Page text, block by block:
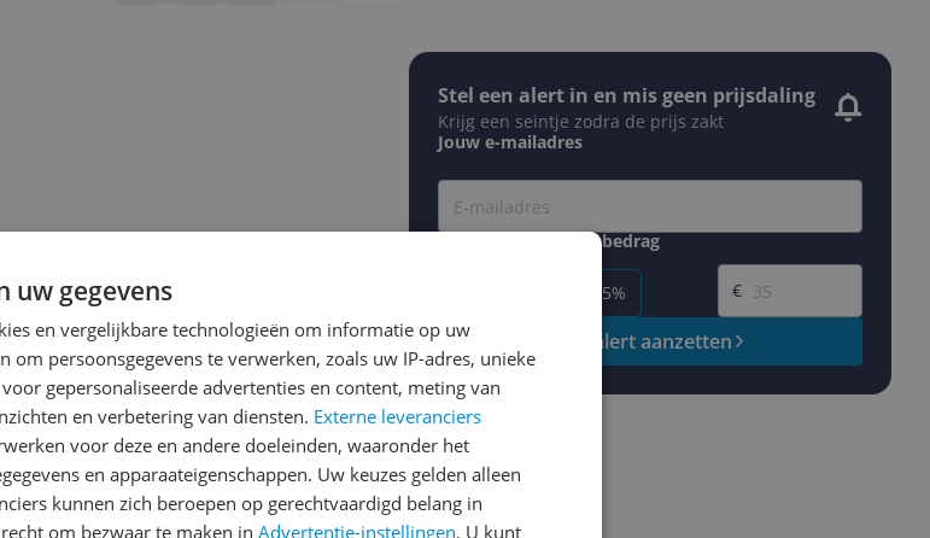
Stel een alert in en mis geen prijsdaling
Krijg een seintje zodra de prijs zakt
Jouw e-mailadres
Gewenste daling of bedrag
-15%
Gewenste prijs
€
Prijsalert aanzetten
uw gegevens
en vergelijkbare technologieën om informatie op uw
om persoonsgegevens te verwerken, zoals uw IP-adres, unieke
gepersonaliseerde advertenties en content, meting van
en verbetering van diensten. Externe leveranciers
voor deze en andere doeleinden, waaronder het
en apparaateigenschappen. Uw keuzes gelden alleen
kunnen zich beroepen op gerechtvaardigd belang in
om bezwaar te maken in Advertentie-instellingen. U kunt